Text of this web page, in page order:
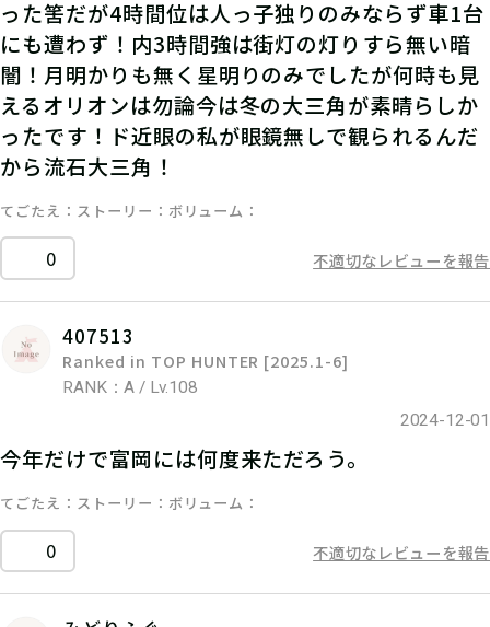
った筈だが4時間位は人っ子独りのみならず車1台
にも遭わず！内3時間強は街灯の灯りすら無い暗
闇！月明かりも無く星明りのみでしたが何時も見
えるオリオンは勿論今は冬の大三角が素晴らしか
ったです！ド近眼の私が眼鏡無しで観られるんだ
から流石大三角！
てごたえ ストーリー ボリューム
0 不適切なレビューを報告
407513
Ranked in TOP HUNTER [2025.1-6]
RANK：A / Lv.108
2024-12-01
今年だけで富岡には何度来ただろう。
てごたえ ストーリー ボリューム
0 不適切なレビューを報告